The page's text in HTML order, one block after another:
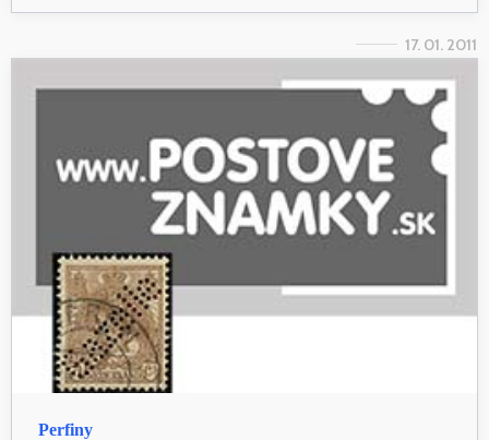
17. 01. 2011
Perfiny